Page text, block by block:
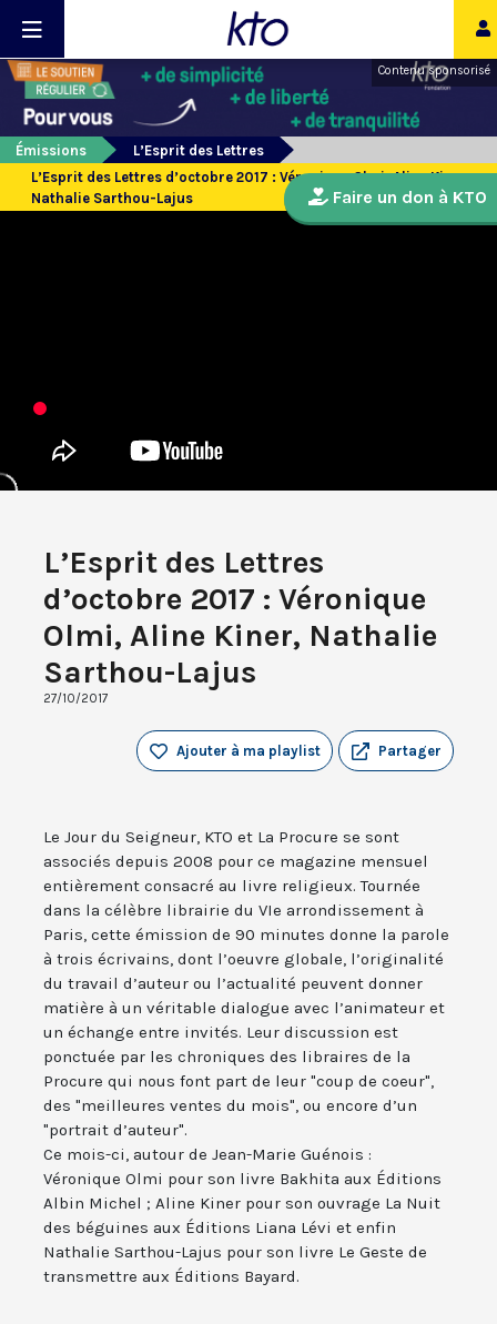
Contenu sponsorisé
Émissions
L’Esprit des Lettres
L’Esprit des Lettres d’octobre 2017 : Véronique Olmi, Aline Kiner,
Nathalie Sarthou-Lajus
L’Esprit des Lettres
d’octobre 2017 : Véronique
Olmi, Aline Kiner, Nathalie
Sarthou-Lajus
27/10/2017
Partager
Ajouter à ma playlist
Le Jour du Seigneur, KTO et La Procure se sont
associés depuis 2008 pour ce magazine mensuel
entièrement consacré au livre religieux. Tournée
dans la célèbre librairie du VIe arrondissement à
Paris, cette émission de 90 minutes donne la parole
à trois écrivains, dont l’oeuvre globale, l’originalité
du travail d’auteur ou l’actualité peuvent donner
matière à un véritable dialogue avec l’animateur et
un échange entre invités. Leur discussion est
ponctuée par les chroniques des libraires de la
Procure qui nous font part de leur "coup de coeur",
des "meilleures ventes du mois", ou encore d’un
"portrait d’auteur".
Ce mois-ci, autour de Jean-Marie Guénois :
Véronique Olmi pour son livre Bakhita aux Éditions
Albin Michel ; Aline Kiner pour son ouvrage La Nuit
des béguines aux Éditions Liana Lévi et enfin
Nathalie Sarthou-Lajus pour son livre Le Geste de
transmettre aux Éditions Bayard.
Faire un don à KTO